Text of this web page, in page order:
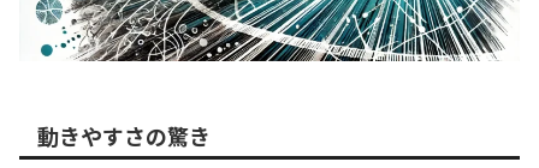
動きやすさの驚き